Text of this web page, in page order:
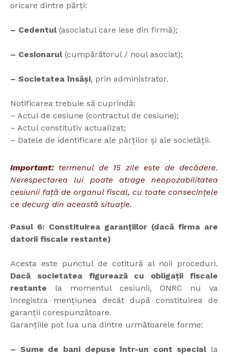
oricare dintre părți:
– Cedentul(asociatul care iese din firmă);
– Cesionarul(cumpărătorul / noul asociat);
– Societatea însăși, prin administrator.
Notificarea trebuie să cuprindă:
– Actul de cesiune (contractul de cesiune);
– Actul constitutiv actualizat;
– Datele de identificare ale părților și ale societății.
Important: termenul de 15 zile este de decădere.
Nerespectarea lui poate atrage neopozabilitatea
cesiunii față de organul fiscal, cu toate consecințele
ce decurg din această situație.
Pasul 6: Constituirea garanțiilor (dacă firma are
datorii fiscale restante)
Acesta este punctul de cotitură al noii proceduri.
Dacă societatea figurează cu obligații fiscale
restante la momentul cesiunii, ONRC nu va
înregistra mențiunea decât după constituirea de
garanții corespunzătoare.
Garanțiile pot lua una dintre următoarele forme:
– Sume de bani depuse într-un cont specialla